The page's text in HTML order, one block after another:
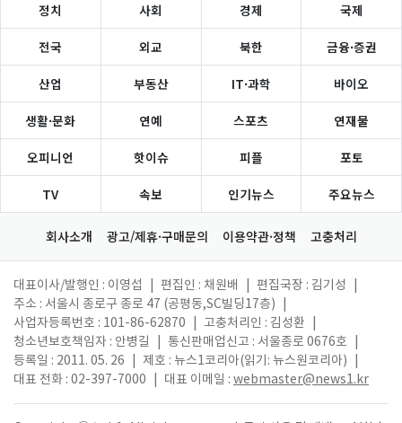
정치 사회 경제 국제
전국 외교 북한 금융·증권
산업 부동산 IT·과학 바이오
생활·문화 연예 스포츠 연재물
오피니언 핫이슈 피플 포토
TV 속보 인기뉴스 주요뉴스
회사소개 광고/제휴·구매문의 이용약관·정책 고충처리
대표이사/발행인 : 이영섭 편집인 : 채원배 편집국장 : 김기성
주소 : 서울시 종로구 종로 47 (공평동,SC빌딩17층)
사업자등록번호 : 101-86-62870
고충처리인 : 김성환
청소년보호책임자 : 안병길
통신판매업신고 : 서울종로 0676호
등록일 : 2011. 05. 26
제호 : 뉴스1코리아(읽기: 뉴스원코리아)
대표 전화 : 02-397-7000
대표 이메일 : webmaster@news1.kr